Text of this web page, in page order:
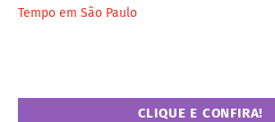
Tempo em São Paulo
CLIQUE E CONFIRA!